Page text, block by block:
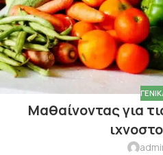
Μαθαίνοντας για